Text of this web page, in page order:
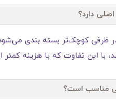
با این تفاوت که با هزینه
مناسب است؟